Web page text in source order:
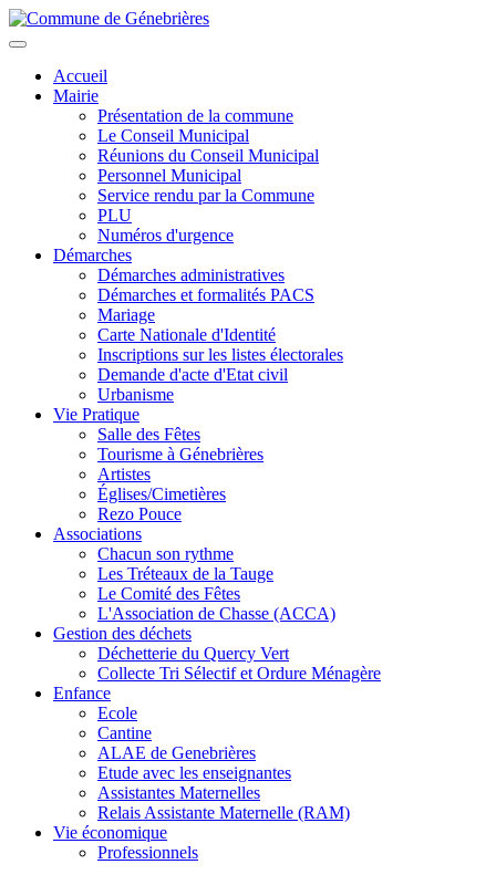
Aller
au
principal
Toggle
navigationAccueil
Mairie
Présentation de la commune
Le Conseil Municipal
Réunions du Conseil Municipal
Personnel Municipal
Service rendu par la Commune
PLU
Numéros d'urgence
Démarches
Démarches administratives
Démarches et formalités PACS
Mariage
Carte Nationale d'Identité
Inscriptions sur les listes électorales
Demande d'acte d'Etat civil
Urbanisme
Vie Pratique
Salle des Fêtes
Tourisme à Génebrières
Artistes
Églises/Cimetières
Rezo Pouce
Associations
Chacun son rythme
Les Tréteaux de la Tauge
Le Comité des Fêtes
L'Association de Chasse (ACCA)
Gestion des déchets
Déchetterie du Quercy Vert
Collecte Tri Sélectif et Ordure Ménagère
Enfance
Ecole
Cantine
ALAE de Genebrières
Etude avec les enseignantes
Assistantes Maternelles
Relais Assistante Maternelle (RAM)
Vie économique
Professionnels